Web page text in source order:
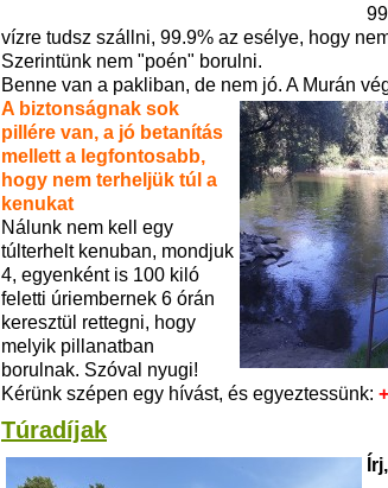
vízre tudsz szállni, 99.9% az esélye, hogy
Szerintünk nem "poén" borulni.
Benne van a pakliban, de nem jó. A Murán
A biztonságnak sok
pillére van, a jó betanítás
mellett a legfontosabb,
hogy nem terheljük túl a
kenukat
Nálunk nem kell egy
túlterhelt kenuban, mondjuk
4, egyenként is 100 kiló
feletti úriembernek 6 órán
keresztül rettegni, hogy
melyik pillanatban
borulnak. Szóval nyugi!
Kérünk szépen egy hívást, és egyeztessünk:
Túradíjak
Írj,